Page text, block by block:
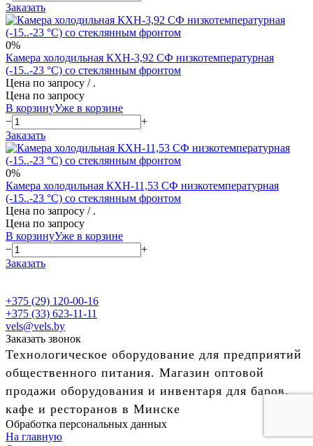
Заказать
0%
Камера холодильная КХН-3,92 СФ низкотемпературная
(-15..-23 °C) со стеклянным фронтом
Цена по запросу / .
Цена по запросу
В корзинуУже в корзине
−
+
Заказать
0%
Камера холодильная КХН-11,53 СФ низкотемпературная
(-15..-23 °C) со стеклянным фронтом
Цена по запросу / .
Цена по запросу
В корзинуУже в корзине
−
+
Заказать
+375 (29) 120-00-16
+375 (33) 623-11-11
vels@vels.by
Заказать звонок
Технологическое оборудование для предприятий
общественного питания. Магазин оптовой
продажи оборудования и инвентаря для баров,
кафе и ресторанов в Минске
Обработка персональных данных
На главную